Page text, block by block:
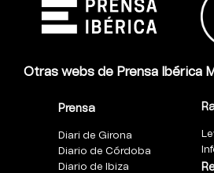
Otras webs de Prensa Ibérica
Prensa
Diari de Girona
Diario de Córdoba
Diario de Ibiza